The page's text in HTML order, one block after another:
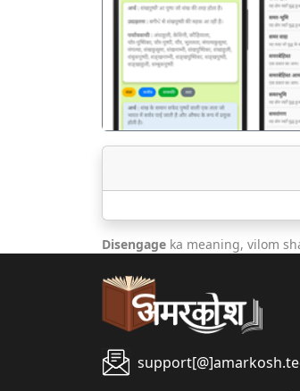
पिछला
Disengage ka meaning, vilom